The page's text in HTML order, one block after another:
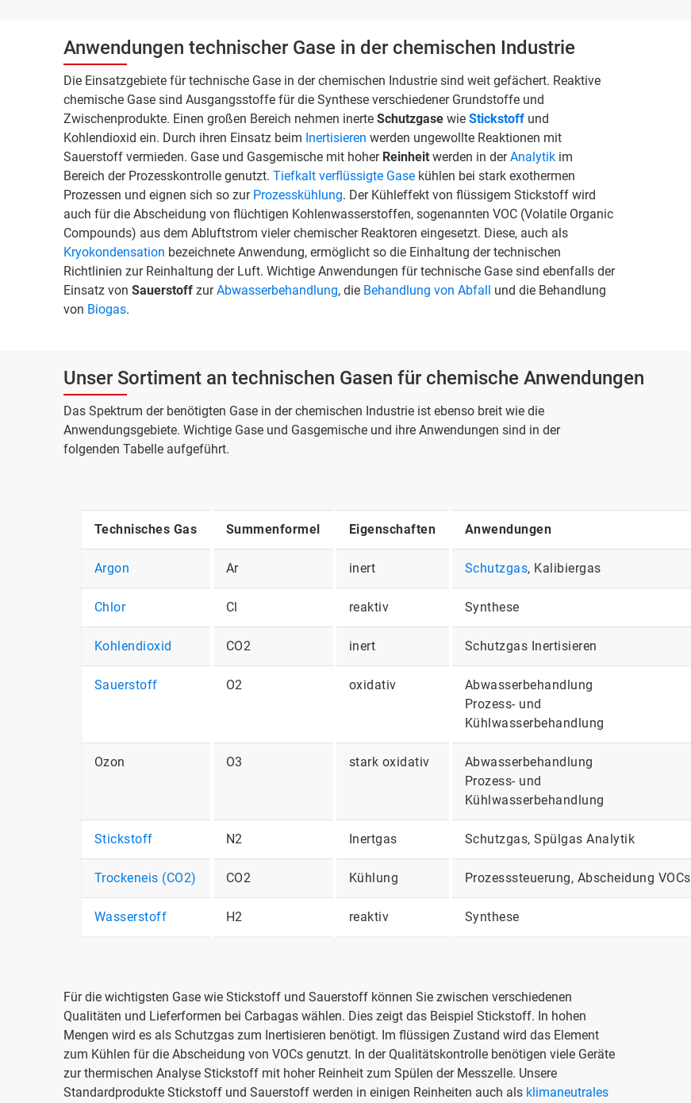
Anwendungen technischer Gase in der chemischen Industrie
Die Einsatzgebiete für technische Gase in der chemischen Industrie sind weit gefächert. Reaktive
chemische Gase sind Ausgangsstoffe für die Synthese verschiedener Grundstoffe und
Zwischenprodukte. Einen großen Bereich nehmen inerte Schutzgase wie Stickstoff und
Kohlendioxid ein. Durch ihren Einsatz beim Inertisieren werden ungewollte Reaktionen mit
Sauerstoff vermieden. Gase und Gasgemische mit hoher Reinheit werden in derAnalytik im
Bereich der Prozesskontrolle genutzt. Tiefkalt verflüssigte Gase kühlen bei stark exothermen
Prozessen und eignen sich so zur Prozesskühlung. Der Kühleffekt von flüssigem Stickstoff wird
auch für die Abscheidung von flüchtigen Kohlenwasserstoffen, sogenannten VOC (Volatile Organic
Compounds) aus dem Abluftstrom vieler chemischer Reaktoren eingesetzt. Diese, auch als
Kryokondensation bezeichnete Anwendung, ermöglicht so die Einhaltung der technischen
Richtlinien zur Reinhaltung der Luft. Wichtige Anwendungen für technische Gase sind ebenfalls der
Einsatz von Sauerstoff zurAbwasserbehandlung, die Behandlung von Abfall und die Behandlung
von Biogas.
Unser Sortiment an technischen Gasen für chemische Anwendungen
Das Spektrum der benötigten Gase in der chemischen Industrie ist ebenso breit wie die
Anwendungsgebiete. Wichtige Gase und Gasgemische und ihre Anwendungen sind in der
folgenden Tabelle aufgeführt.
Technisches Gas Summenformel Eigenschaften Anwendungen
Argon Ar inert Schutzgas, Kalibiergas
Chlor Cl reaktiv Synthese
Kohlendioxid CO2 inert Schutzgas Inertisieren
Sauerstoff O2 oxidativ
Abwasserbehandlung
Prozess- und
Kühlwasserbehandlung
Ozon O3 stark oxidativ
Abwasserbehandlung
Prozess- und
Kühlwasserbehandlung
Stickstoff N2 Inertgas Schutzgas, Spülgas Analytik
Trockeneis (CO2) CO2 Kühlung Prozesssteuerung, Abscheidung VOCs
Wasserstoff H2 reaktiv Synthese
Für die wichtigsten Gase wie Stickstoff und Sauerstoff können Sie zwischen verschiedenen
Qualitäten und Lieferformen bei Carbagas wählen. Dies zeigt das Beispiel Stickstoff. In hohen
Mengen wird es als Schutzgas zum Inertisieren benötigt. Im flüssigen Zustand wird das Element
zum Kühlen für die Abscheidung von VOCs genutzt. In der Qualitätskontrolle benötigen viele Geräte
zur thermischen Analyse Stickstoff mit hoher Reinheit zum Spülen der Messzelle. Unsere
Standardprodukte Stickstoff und Sauerstoff werden in einigen Reinheiten auch als klimaneutrales